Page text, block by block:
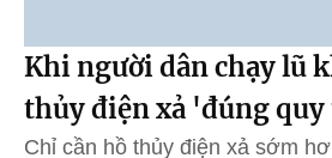
Khi người dân chạy lũ
thủy điện xả 'đúng
Chỉ cần hồ thủy điện xả sớm